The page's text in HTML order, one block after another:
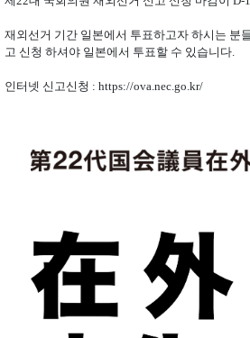
재외선거 기간 일본에서 투표하고자 하시는 분
고 신청 하셔야 일본에서 투표할 수 있습니다.
인터넷 신고신청 : https://ova.nec.go.kr/